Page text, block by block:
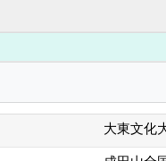
大東文化